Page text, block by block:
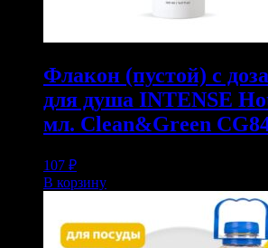
Флакон (пустой) с
для душа INTENSE
мл. Clean&Green
107 ₽
В корзину